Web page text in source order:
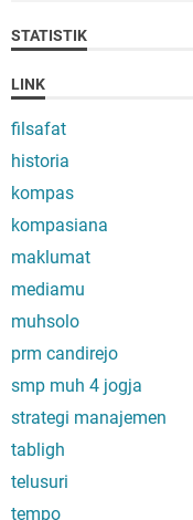
STATISTIK
LINK
filsafat
historia
kompas
kompasiana
maklumat
mediamu
muhsolo
prm candirejo
smp muh 4 jogja
strategi manajemen
tabligh
telusuri
tempo